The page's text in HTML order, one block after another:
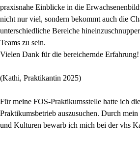
praxisnahe Einblicke in die
nicht nur viel, sondern bekommt auch die
unterschiedliche Bereiche
Teams zu sein.
Vielen Dank für die bereichernde Erfahrung!
(Kathi, Praktikantin 2025)
Für meine FOS-Praktikumsstelle hatte ich
Praktikumsbetrieb auszusuchen. Durch mein
und Kulturen bewarb ich mich bei der vhs